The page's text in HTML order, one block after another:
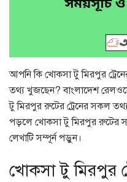
আপনি কি খোকসা টু মিরপুর
তথ্য খুজছেন? বাংলাদেশ
টু মিরপুর রুটের ট্রেনের সকল
পড়লে খোকসা টু মিরপুর রুটের
লেখাটি সম্পূর্ন পড়ুন।
খোকসা টু মিরপুর